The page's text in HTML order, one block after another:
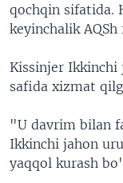
qochqin sifatida.
keyinchalik
Kissinjer Ikkinchi
safida xizmat
"U davrim bilan
Ikkinchi jahon
yaqqol kurash